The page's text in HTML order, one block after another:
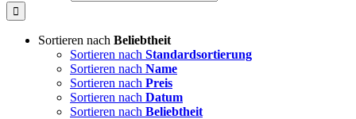
Sortieren nach Beliebtheit
Sortieren nach Standardsortierung
Sortieren nach Name
Sortieren nach Preis
Sortieren nach Datum
Sortieren nach Beliebtheit